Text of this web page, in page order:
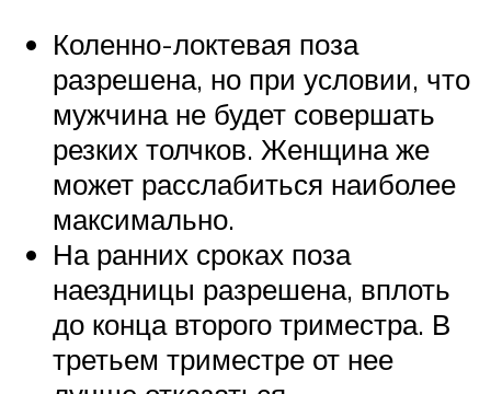
Коленно-локтевая поза
разрешена, но при условии, что
мужчина не будет совершать
резких толчков. Женщина же
может расслабиться наиболее
максимально.
На ранних сроках поза
наездницы разрешена, вплоть
до конца второго триместра. В
третьем триместре от нее